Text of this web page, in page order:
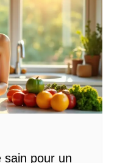
sain pour un